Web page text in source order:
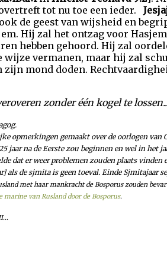
tot nu toe een ieder.
de geest van wijsheid en
Hij zal het ontzag voor
hebben gehoord. Hij zal
wijze vermanen, maar hij zal
zijn mond doden.
zonder één kogel te
opmerkingen gemaakt over de oorlogen van
jaar na de Eerste zou beginnen en wel in
dat er weer problemen zouden plaats
als de sjmita is geen toeval. Einde Sjmitajaar
met haar mankracht de Bosporus zouden
marine van Rusland door de Bosporus.